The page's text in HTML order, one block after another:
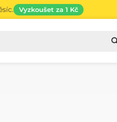
Vyzkoušet za 1 Kč